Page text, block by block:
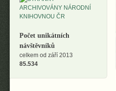
Počet unikátních
návštěvníků
celkem od září 2013
85.534